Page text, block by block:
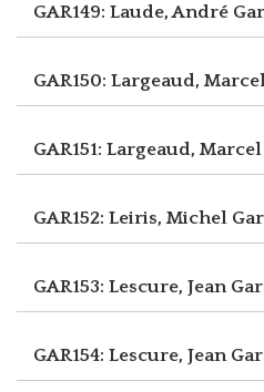
GAR149: Laude, André
GAR150: Largeaud,
GAR151: Largeaud, Marcel
GAR152: Leiris, Michel
GAR153: Lescure, Jean
GAR154: Lescure, Jean